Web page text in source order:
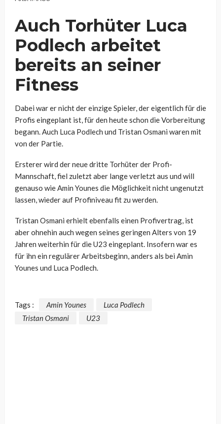
Auch Torhüter Luca
Podlech arbeitet
bereits an seiner
Fitness
Dabei war er nicht der einzige Spieler, der eigentlich für die
Profis eingeplant ist, für den heute schon die Vorbereitung
begann. Auch Luca Podlech und Tristan Osmani waren mit
von der Partie.
Ersterer wird der neue dritte Torhüter der Profi-
Mannschaft, fiel zuletzt aber lange verletzt aus und will
genauso wie Amin Younes die Möglichkeit nicht ungenutzt
lassen, wieder auf Profiniveau fit zu werden.
Tristan Osmani erhielt ebenfalls einen Profivertrag, ist
aber ohnehin auch wegen seines geringen Alters von 19
Jahren weiterhin für die U23 eingeplant. Insofern war es
für ihn ein regulärer Arbeitsbeginn, anders als bei Amin
Younes und Luca Podlech.
Tags : Amin Younes
Luca Podlech
Tristan Osmani
U23